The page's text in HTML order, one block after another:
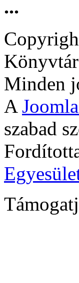
...
Minden
A
szabad